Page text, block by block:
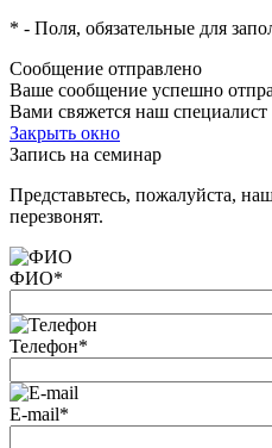
* - Поля, обязательные для
Сообщение отправлено
Ваше сообщение успешно
Вами свяжется наш специалист
Закрыть окно
Запись на семинар
Представьтесь, пожалуйста,
перезвонят.
ФИО*
Телефон*
E-mail*